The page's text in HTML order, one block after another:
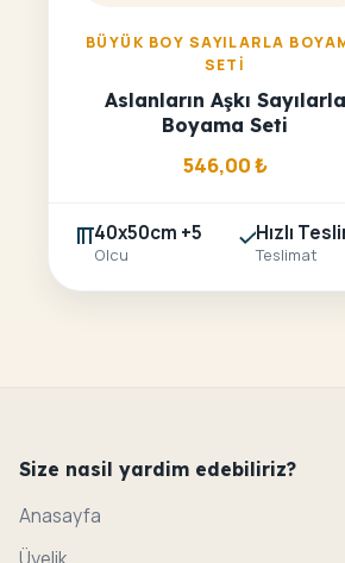
BÜYÜK BOY SAYILARLA
SETI
Aslanların Aşkı Sayılarla
Boyama Seti
546,00₺
40x50cm +5
Olcu
Hızlı
Teslimat
Size nasil yardim edebiliriz?
Anasayfa